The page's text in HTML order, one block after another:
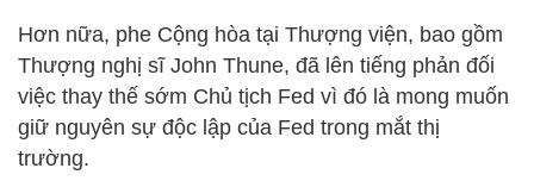
Hơn nữa, phe Cộng hòa tại Thượng viện, bao gồm
Thượng nghị sĩ John Thune, đã lên tiếng phản đối
việc thay thế sớm Chủ tịch Fed vì đó là mong muốn
giữ nguyên sự độc lập của Fed trong mắt thị
trường.